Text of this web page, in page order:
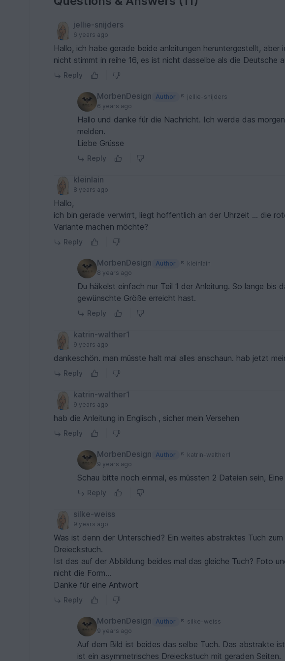
jellie-snijders
6 years ago
Hallo, ich habe gerade beide anleitungen heruntergestellt,
nicht stimmt in reihe 16, es ist nicht dasselbe als die Deutsche
Reply
MorbenDesign Author
jellie-snijders
6 years ago
Hallo und danke für die Nachricht. Ich werde das
melden.
Liebe Grüsse
Reply
kleinlain
8 years ago
Hallo,
ich bin gerade verwirrt, liegt hoffentlich an der Uhrzeit ... die
Variante machen möchte?
Reply
MorbenDesign Author
kleinlain
8 years ago
Du häkelst einfach nur Teil 1 der Anleitung. So lange bis
gewünschte Größe erreicht hast.
Reply
katrin-walther1
9 years ago
dankeschön. man müsste halt mal alles anschaun. hab jetzt
Reply
katrin-walther1
9 years ago
hab die Anleitung in Englisch , sicher mein Versehen
Reply
MorbenDesign Author
katrin-walther1
9 years ago
Schau bitte noch einmal, es müssten 2 Dateien sein,
Reply
silke-weiss
9 years ago
Was ist denn der Unterschied? Ein weites abstraktes Tuch zum einwickeln und asymmetrisches
Dreieckstuch.
Ist das auf der Abbildung beides mal das gleiche Tuch? Foto
nicht die Form...
Danke für eine Antwort
Reply
MorbenDesign Author
silke-weiss
9 years ago
Auf dem Bild ist beides das selbe Tuch. Das abstrakte
ist ein asymmetrisches Dreieckstuch mit geraden Seiten.